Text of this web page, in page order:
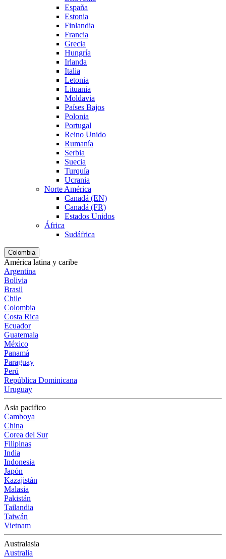
España
Estonia
Finlandia
Francia
Grecia
Hungría
Irlanda
Italia
Letonia
Lituania
Moldavia
Países Bajos
Polonia
Portugal
Reino Unido
Rumanía
Serbia
Suecia
Turquía
Ucrania
Norte América
Canadá (EN)
Canadá (FR)
Estados Unidos
África
Sudáfrica
Colombia
América latina y caribe
Argentina
Bolivia
Brasil
Chile
Colombia
Costa Rica
Ecuador
Guatemala
México
Panamá
Paraguay
Perú
República Dominicana
Uruguay
Asia pacifico
Camboya
China
Corea del Sur
Filipinas
India
Indonesia
Japón
Kazajistán
Malasia
Pakistán
Tailandia
Taiwán
Vietnam
Australasia
Australia